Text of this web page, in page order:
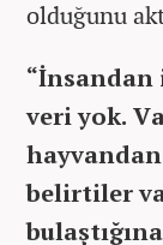
olduğunu
“İnsandan
veri yok.
belirtiler